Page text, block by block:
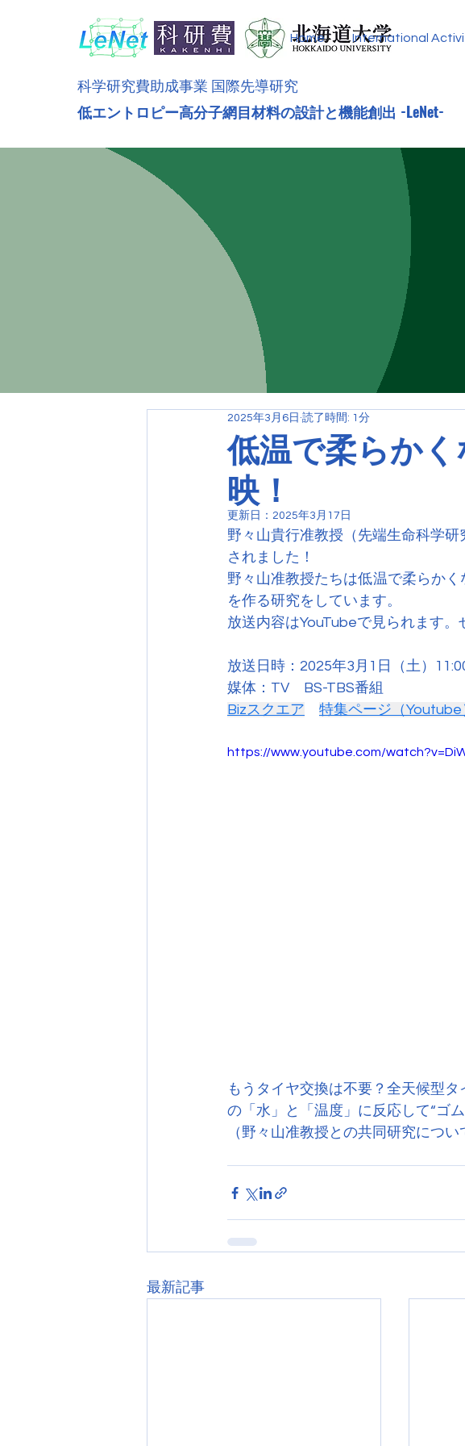
科学研究費助成事業 国際先導研究
低エントロピー高分子網目材料の設計と機能創出 -LeNet-
Home International
低温で柔らか
映！
2025年3月6日 読了時間: 1分
更新日： 2025年3月17日
野々山貴行准教授（先端生命科学
されました！
野々山准教授たちは低温で柔らか
を作る研究をしています。
放送内容はYouTubeで見られます。
放送日時：2025年3月1日（土）
媒体：TV　BS-TBS番組
Bizスクエア
特集ページ（Youtube
https://www.youtube.com/
もうタイヤ交換は不要？全天候型
の「水」と「温度」に反応して“ゴ
（野々山准教授との共同研究につい
最新記事